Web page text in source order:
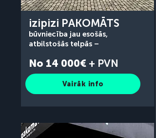
izipizi PAKOMĀTS
būvniecība jau esošās,
atbilstošās telpās –
No 14 000€ + PVN
Vairāk info